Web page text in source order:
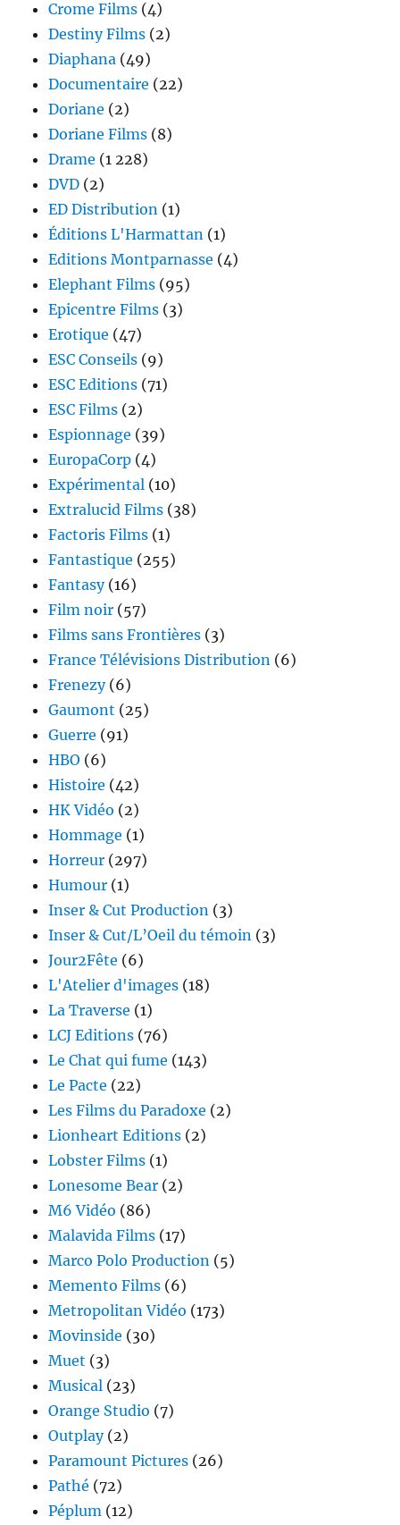
Crome Films (4)
Destiny Films (2)
Diaphana (49)
Documentaire (22)
Doriane (2)
Doriane Films (8)
Drame (1 228)
DVD (2)
ED Distribution (1)
Éditions L'Harmattan (1)
Editions Montparnasse (4)
Elephant Films (95)
Epicentre Films (3)
Erotique (47)
ESC Conseils (9)
ESC Editions (71)
ESC Films (2)
Espionnage (39)
EuropaCorp (4)
Expérimental (10)
Extralucid Films (38)
Factoris Films (1)
Fantastique (255)
Fantasy(16)
Film noir (57)
Films sans Frontières (3)
France Télévisions Distribution (6)
Frenezy(6)
Gaumont (25)
Guerre (91)
HBO (6)
Histoire (42)
HK Vidéo (2)
Hommage (1)
Horreur (297)
Humour (1)
Inser & Cut Production (3)
Inser & Cut/L’Oeil du témoin (3)
Jour2Fête (6)
L'Atelier d'images (18)
La Traverse (1)
LCJ Editions (76)
Le Chat qui fume (143)
Le Pacte (22)
Les Films du Paradoxe (2)
Lionheart Editions (2)
Lobster Films (1)
Lonesome Bear (2)
M6 Vidéo (86)
Malavida Films (17)
Marco Polo Production (5)
Memento Films (6)
Metropolitan Vidéo (173)
Movinside (30)
Muet (3)
Musical (23)
Orange Studio (7)
Outplay(2)
Paramount Pictures (26)
Pathé (72)
Péplum (12)